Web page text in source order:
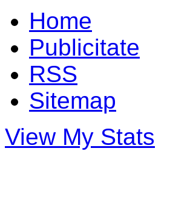
Home
Publicitate
RSS
Sitemap
View My Stats